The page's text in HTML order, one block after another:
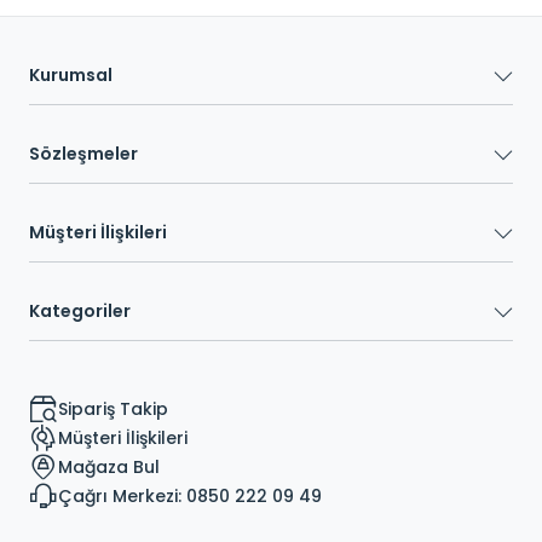
Kurumsal
Sözleşmeler
Müşteri İlişkileri
Kategoriler
Sipariş Takip
Müşteri İlişkileri
Mağaza Bul
Çağrı Merkezi: 0850 222 09 49